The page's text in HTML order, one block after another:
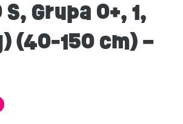
Grupa 0+, 1,
(40-150 cm) –